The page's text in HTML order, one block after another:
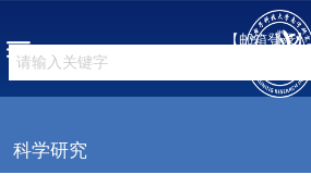
【邮箱登录】
科学研究